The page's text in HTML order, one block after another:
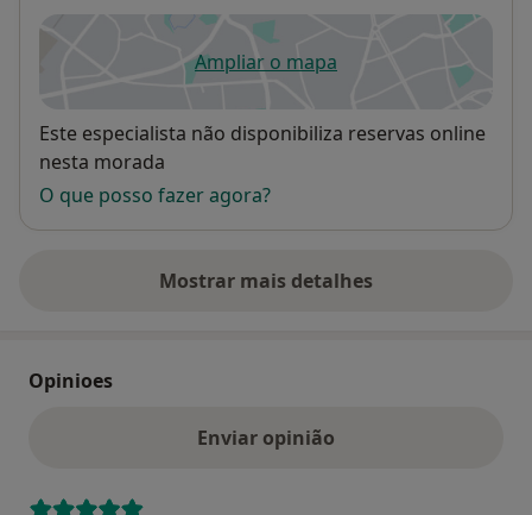
Ampliar o mapaabre num novo separador
Disponibilidade
Este especialista não disponibiliza reservas online
nesta morada
O que posso fazer agora?
Mostrar mais detalhes
sobre o endereço
Opinioes
Enviar opinião